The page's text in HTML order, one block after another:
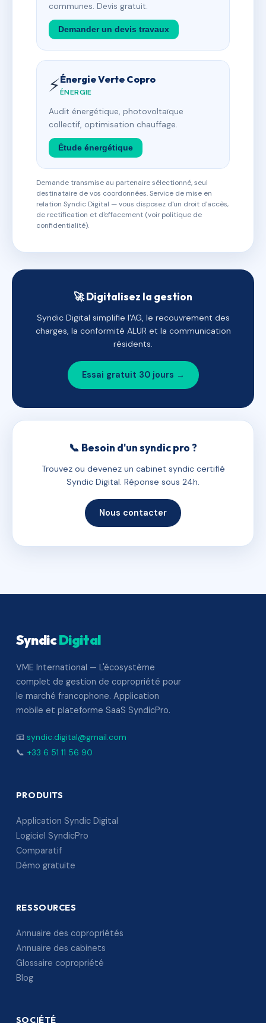
communes. Devis gratuit.
Demander un devis travaux
⚡Énergie Verte Copro
ÉNERGIE
Audit énergétique, photovoltaïque
collectif, optimisation chauffage.
Étude énergétique
Demande transmise au partenaire sélectionné, seul
destinataire de vos coordonnées. Service de mise en
relation Syndic Digital — vous disposez d'un droit d'accès,
de rectification et d'effacement (voir politique de
confidentialité).
🚀 Digitalisez la gestion
Syndic Digital simplifie l'AG, le recouvrement des
charges, la conformité ALUR et la communication
résidents.
Essai gratuit 30 jours →
📞 Besoin d'un syndic pro ?
Trouvez ou devenez un cabinet syndic certifié
Syndic Digital. Réponse sous 24h.
Nous contacter
SyndicDigital
VME International — L'écosystème
complet de gestion de copropriété pour
le marché francophone. Application
mobile et plateforme SaaS SyndicPro.
📧 syndic.digital@gmail.com
📞 +33 6 51 11 56 90
PRODUITS
Application Syndic Digital
Logiciel SyndicPro
Comparatif
Démo gratuite
RESSOURCES
Annuaire des copropriétés
Annuaire des cabinets
Glossaire copropriété
Blog
SOCIÉTÉ